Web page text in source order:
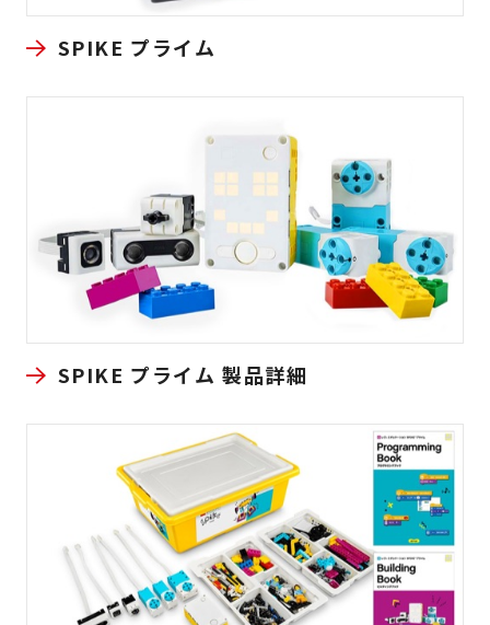
SPIKE プライム
SPIKE プライム 製品詳細